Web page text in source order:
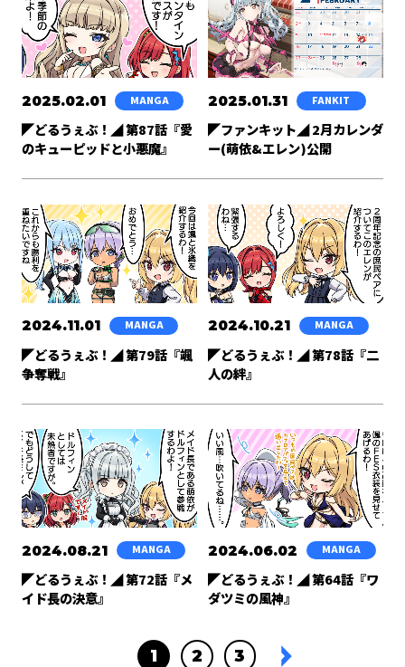
2025.02.01 MANGA
◤どるうぇぶ！◢ 第87話『愛
のキューピッドと小悪魔』
2025.01.31 FANKIT
◤ファンキット◢ 2月カレンダ
ー(萌依&エレン)公開
2024.11.01 MANGA
◤どるうぇぶ！◢ 第79話『颯
争奪戦』
2024.10.21 MANGA
◤どるうぇぶ！◢ 第78話『二
人の絆』
2024.08.21 MANGA
◤どるうぇぶ！◢ 第72話『メ
イド長の決意』
2024.06.02 MANGA
◤どるうぇぶ！◢ 第64話『ワ
ダツミの風神』
1 2 3